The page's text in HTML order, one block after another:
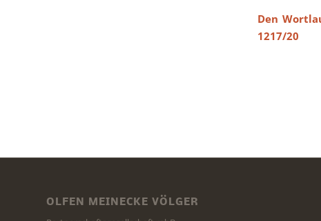
Den
1217/20
OLFEN MEINECKE VÖLGER